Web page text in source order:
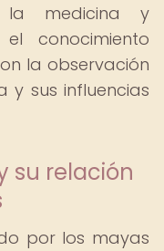
medicina y
conocimiento
la observación
sus influencias
su relación
por los mayas